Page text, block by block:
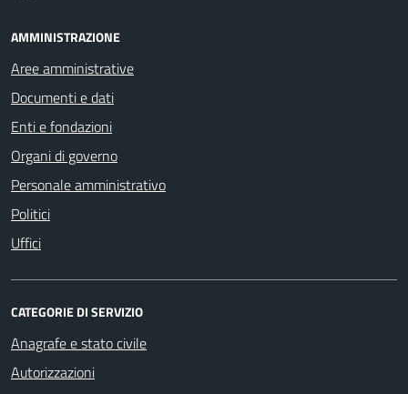
AMMINISTRAZIONE
Aree amministrative
Documenti e dati
Enti e fondazioni
Organi di governo
Personale amministrativo
Politici
Uffici
CATEGORIE DI SERVIZIO
Anagrafe e stato civile
Autorizzazioni